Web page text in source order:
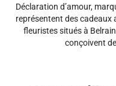
Déclaration d’amour,
représentent des cadeaux
fleuristes situés à
conçoivent